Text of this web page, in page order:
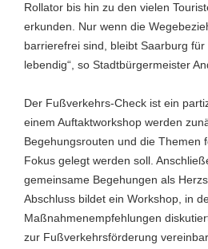
Rollator bis hin zu den vielen
erkunden. Nur wenn die
barrierefrei sind, bleibt Saarburg
lebendig“, so Stadtbürgermeister
Der Fußverkehrs-Check ist ein
einem Auftaktworkshop werden
Begehungsrouten und die Themen
Fokus gelegt werden soll.
gemeinsame Begehungen als
Abschluss bildet ein Workshop, in
Maßnahmenempfehlungen
zur Fußverkehrsförderung